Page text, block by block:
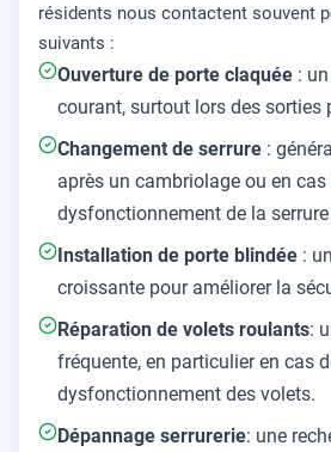
résidents nous contactent souvent
suivants :
Ouverture de porte claquée :
courant, surtout lors des sorties
Changement de serrure :
après un cambriolage ou en cas
dysfonctionnement de la
Installation de porte blindée :
croissante pour améliorer la
Réparation de volets roulants:
fréquente, en particulier en cas
dysfonctionnement des volets.
Dépannage serrurerie: une